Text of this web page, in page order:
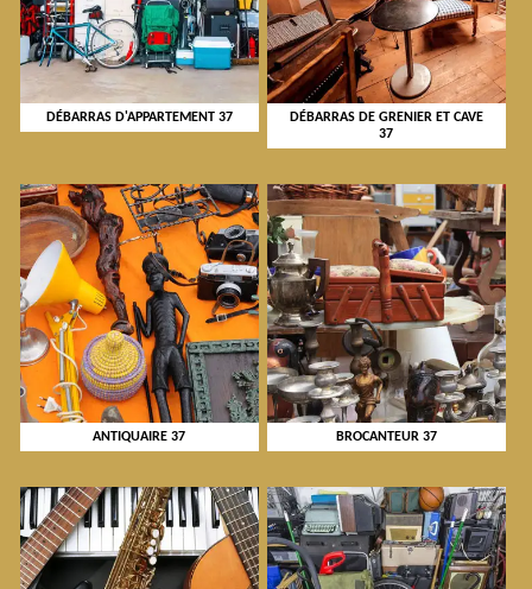
DÉBARRAS D'APPARTEMENT 37
DÉBARRAS DE GRENIER ET CAVE
37
ANTIQUAIRE 37 BROCANTEUR 37